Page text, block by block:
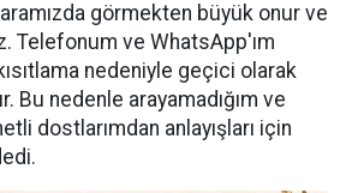
görmekten büyük onur ve
Telefonum ve WhatsApp'ım
nedeniyle geçici olarak
Bu nedenle arayamadığım ve
dostlarımdan anlayışları için